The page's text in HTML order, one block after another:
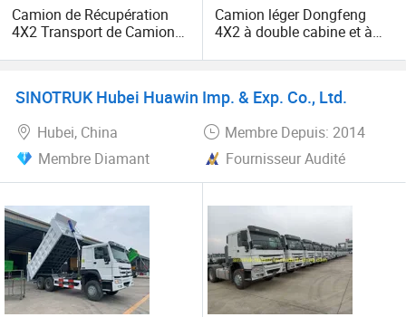
principe de « la qualité d'abord, le service d'abord,
l'amélioration continue et l'innovation pour répondre aux
de 300 concessionnaires au pays et à l'étranger,
impliquant plus de 15 pays, et jouit d'une excellente
réputation dans le domaine automobile. Est situé dans la
ville automobile de Longquan. Notre groupe est
Bienvenue aux concessionnaires automobiles du monde
entier pour visiter notre entreprise.
Camion de Récupération
4X2 Transport de Camions
Camion léger Dongfeng
4X2 à double cabine et à
SINOTRUK Hubei Huawin Imp. & Exp. Co., Ltd.
Hubei, China
Membre Depuis: 2014
Membre Diamant
Fournisseur Audité